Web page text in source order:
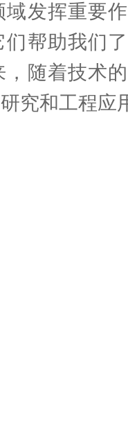
发挥重要
帮助我们
，随着技术
究和工程应